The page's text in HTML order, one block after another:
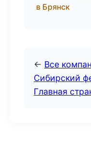
в Брянск
← Все
Сибирский
Главная